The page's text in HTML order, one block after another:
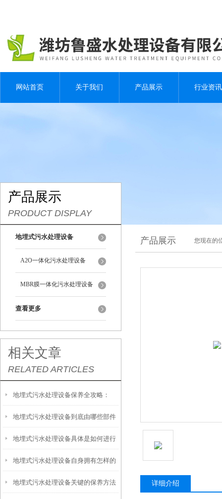
网站首页 关于我们 产品展示 行业资讯
产品展示
PRODUCT DISPLAY
地埋式污水处理设备
A2O一体化污水处理设备
MBR膜一体化污水处理设备
查看更多
相关文章
RELATED ARTICLES
地埋式污水处理设备保养全攻略：
让“地下卫士”持续高效运转
地埋式污水处理设备到底由哪些部件
撑起？核心结构一文拆解
地埋式污水处理设备具体是如何进行
安装的呢？
地埋式污水处理设备自身拥有怎样的
特点呢？
地埋式污水处理设备关键的保养方法
产品展示 您现在的
详细介绍